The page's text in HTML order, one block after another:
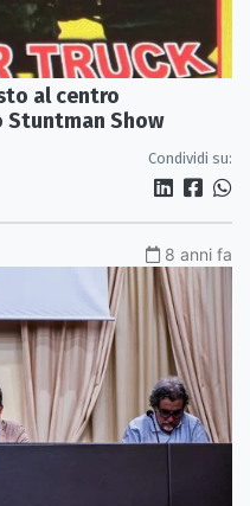
al centro
Show
Condividi su:
8 anni fa